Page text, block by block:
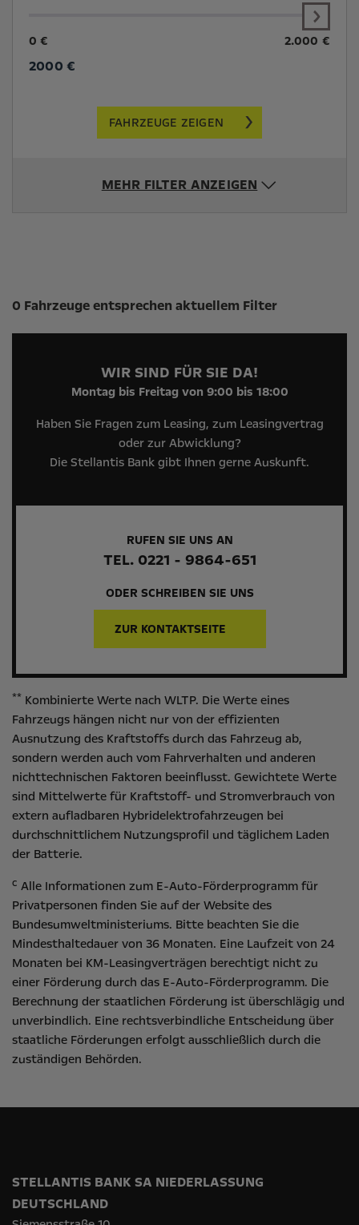
0 € 2.000 €
2000 €
FAHRZEUGE ZEIGEN
MEHR FILTER ANZEIGEN
Suchergebnisse
0 Fahrzeuge entsprechen aktuellem Filter
WIR SIND FÜR SIE DA!
Montag bis Freitag von 9:00 bis 18:00
Haben Sie Fragen zum Leasing, zum Leasingvertrag
oder zur Abwicklung?
Die Stellantis Bank gibt Ihnen gerne Auskunft.
RUFEN SIE UNS AN
TEL. 0221 - 9864-651
ODER SCHREIBEN SIE UNS
ZUR KONTAKTSEITE
** Kombinierte Werte nach WLTP. Die Werte eines
Fahrzeugs hängen nicht nur von der effizienten
Ausnutzung des Kraftstoffs durch das Fahrzeug ab,
sondern werden auch vom Fahrverhalten und anderen
nichttechnischen Faktoren beeinflusst. Gewichtete Werte
sind Mittelwerte für Kraftstoff- und Stromverbrauch von
extern aufladbaren Hybridelektrofahrzeugen bei
durchschnittlichem Nutzungsprofil und täglichem Laden
der Batterie.
c Alle Informationen zum E-Auto-Förderprogramm für
Privatpersonen finden Sie auf der Website des
Bundesumweltministeriums. Bitte beachten Sie die
Mindesthaltedauer von 36 Monaten. Eine Laufzeit von 24
Monaten bei KM-Leasingverträgen berechtigt nicht zu
einer Förderung durch das E-Auto-Förderprogramm. Die
Berechnung der staatlichen Förderung ist überschlägig und
unverbindlich. Eine rechtsverbindliche Entscheidung über
staatliche Förderungen erfolgt ausschließlich durch die
zuständigen Behörden.
STELLANTIS BANK SA NIEDERLASSUNG
DEUTSCHLAND